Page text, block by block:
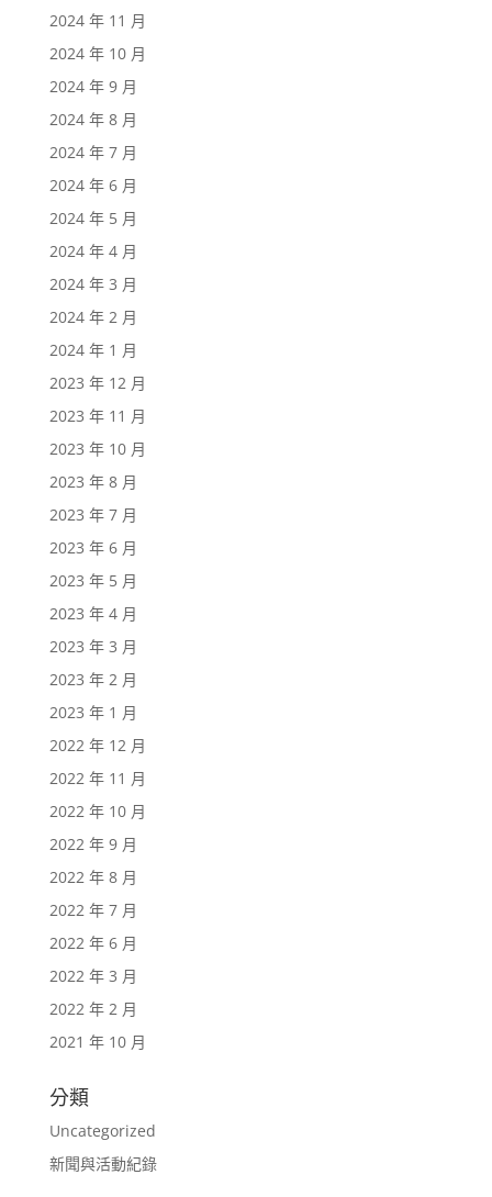
2024 年 11 月
2024 年 10 月
2024 年 9 月
2024 年 8 月
2024 年 7 月
2024 年 6 月
2024 年 5 月
2024 年 4 月
2024 年 3 月
2024 年 2 月
2024 年 1 月
2023 年 12 月
2023 年 11 月
2023 年 10 月
2023 年 8 月
2023 年 7 月
2023 年 6 月
2023 年 5 月
2023 年 4 月
2023 年 3 月
2023 年 2 月
2023 年 1 月
2022 年 12 月
2022 年 11 月
2022 年 10 月
2022 年 9 月
2022 年 8 月
2022 年 7 月
2022 年 6 月
2022 年 3 月
2022 年 2 月
2021 年 10 月
分類
Uncategorized
新聞與活動紀錄